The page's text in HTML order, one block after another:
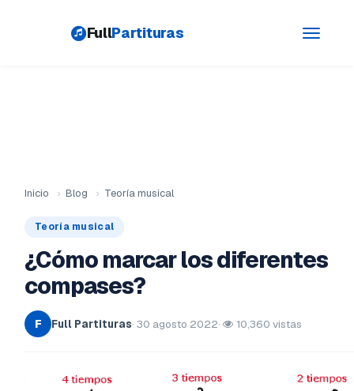
Toggle
FullPartituras
Inicio › Blog › Teoría musical
Teoría musical
¿Cómo marcar los diferentes
compases?
F Full Partituras· 30 agosto 2022· 10,360 vistas